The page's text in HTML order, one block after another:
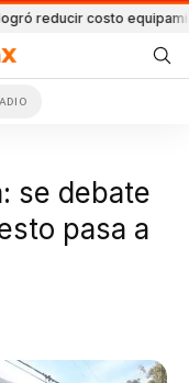
costo equipamiento
se debate
pasa a